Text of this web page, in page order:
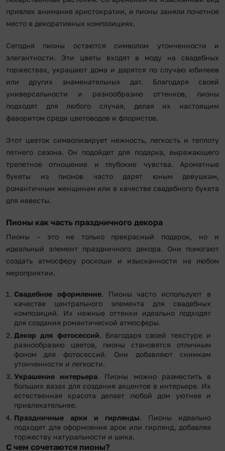
привлек внимание аристократии, и пионы заняли почетное
место в декоративных композициях.
Сегодня пионы остаются символом утонченности и
элегантности. Эти цветы входят в моду на свадебных
торжествах, украшают дома и дарятся по случаю юбилеев
или других знаменательных дат. Благодаря своей
универсальности и разнообразию оттенков, пионы
подходят для любого случая, делая их настоящим
фаворитом среди цветоводов и флористов.
Этот цветок символизирует нежность, легкость и теплоту
летнего сезона. Он подойдет для подарка, выражающего
трепетное отношение и глубокие чувства. Ароматные
букеты из пионов часто дарят юным девушкам,
романтичным женщинам или в качестве свадебного букета
для невесты.
Пионы как часть праздничного декора
Пионы – это не только прекрасный подарок, но и
идеальный элемент праздничного декора. Они помогают
создать атмосферу роскоши и изысканности на любом
мероприятии.
Свадебное оформление. Пионы часто используют в
качестве центрального элемента для свадебных
композиций. Их нежные оттенки идеально подходят
для создания романтической атмосферы.
Декор для фотосессий. Благодаря своей текстуре и
разнообразию цветов, пионы становятся отличным
фоном для фотосессий. Они добавляют снимкам
утонченности и легкости.
Украшение интерьера. Пионы можно разместить в
больших вазах для создания акцентов в интерьере. Их
естественная красота делает любой дом уютнее и
привлекательнее.
Праздничные арки и гирлянды. Пионы идеально
подходят для оформления арок или гирлянд, добавляя
торжеству натуральности и шика.
С чем сочетаются пионы?